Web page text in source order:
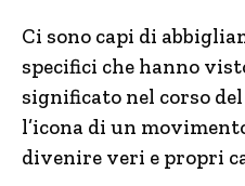
Ci sono capi di
specifici che hanno
significato nel corso
l’icona di un
divenire veri e propri